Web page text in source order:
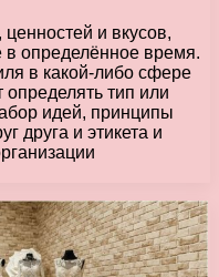
и вкусов,
в определённое время.
в какой-либо сфере
тип или
идей, принципы
друга и этикета и